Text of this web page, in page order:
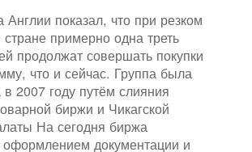
Англии показал, что при резком
примерно одна треть
продолжат совершать покупки
что и сейчас. Группа была
2007 году путём слияния
биржи и Чикагской
На сегодня биржа
оформлением документации и